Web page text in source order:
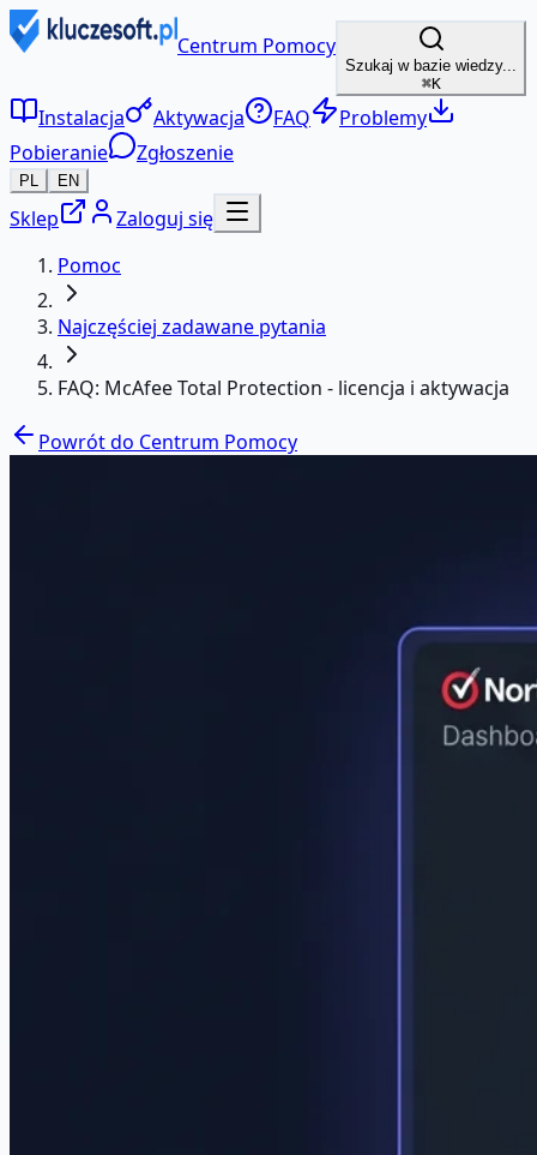
Centrum Pomocy
Szukaj w bazie wiedzy...
⌘K
Instalacja Aktywacja FAQ
Problemy
Pobieranie
Zgłoszenie
PL EN
Sklep
Zaloguj się
Pomoc
Najczęściej zadawane pytania
FAQ: McAfee Total Protection - licencja i aktywacja
Powrót do Centrum Pomocy